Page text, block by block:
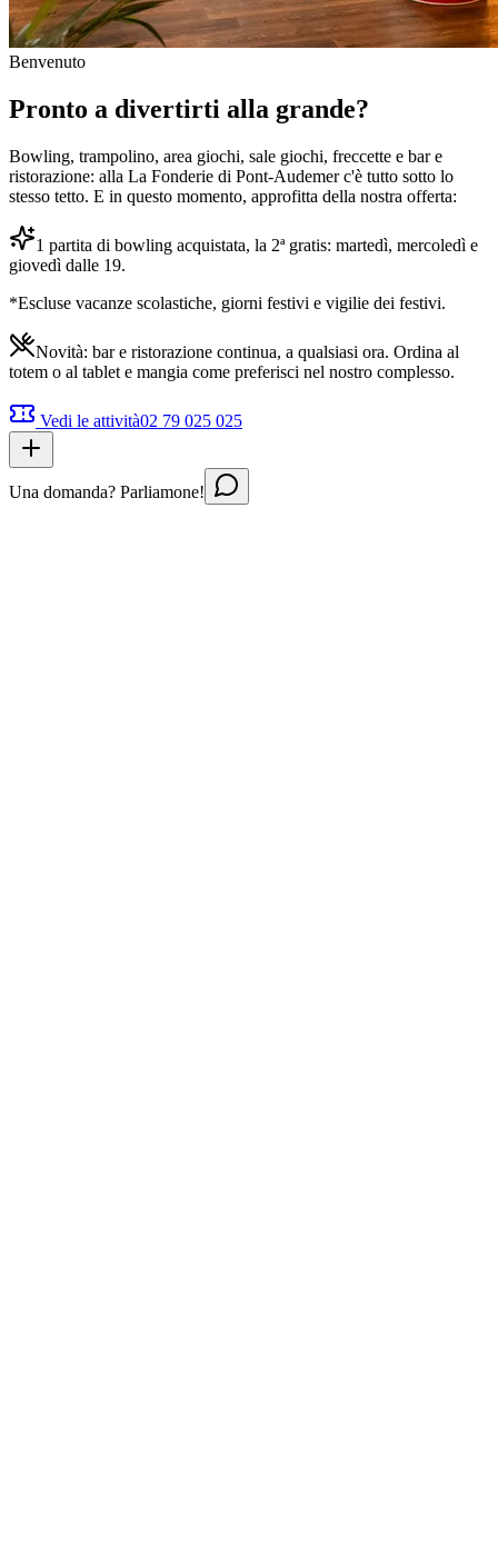
Benvenuto
Pronto a divertirti alla grande?
Bowling, trampolino, area giochi, sale giochi, freccette e bar e
ristorazione: alla La Fonderie di Pont-Audemer c'è tutto sotto lo
stesso tetto. E in questo momento, approfitta della nostra offerta:
1 partita di bowling acquistata, la 2ª gratis: martedì, mercoledì e
giovedì dalle 19.
*Escluse vacanze scolastiche, giorni festivi e vigilie dei festivi.
Novità: bar e ristorazione continua, a qualsiasi ora. Ordina al
totem o al tablet e mangia come preferisci nel nostro complesso.
Vedi le attività02 79 025 025
Una domanda? Parliamone!